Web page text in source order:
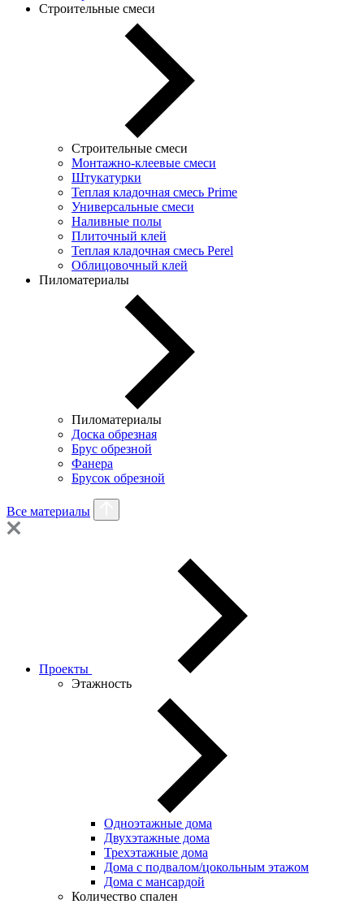
Строительные смеси
Строительные смеси
Монтажно-клеевые смеси
Штукатурки
Теплая кладочная смесь Prime
Универсальные смеси
Наливные полы
Плиточный клей
Теплая кладочная смесь Perel
Облицовочный клей
Пиломатериалы
Пиломатериалы
Доска обрезная
Брус обрезной
Фанера
Брусок обрезной
Все материалы
Проекты
Этажность
Одноэтажные дома
Двухэтажные дома
Трехэтажные дома
Дома с подвалом/цокольным этажом
Дома с мансардой
Количество спален